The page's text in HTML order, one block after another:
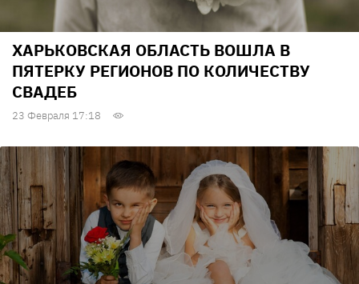
ХАРЬКОВСКАЯ ОБЛАСТЬ ВОШЛА В
ПЯТЕРКУ РЕГИОНОВ ПО КОЛИЧЕСТВУ
СВАДЕБ
23 Февраля 17:18